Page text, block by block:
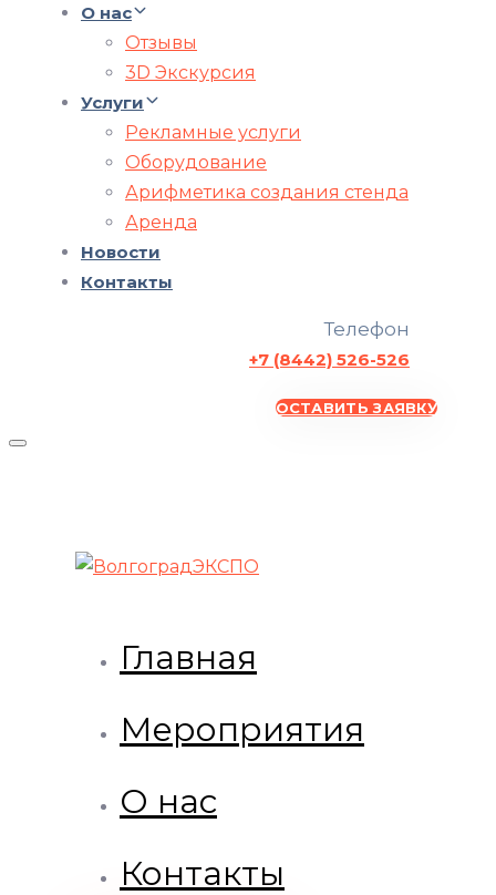
О нас
Отзывы
3D Экскурсия
Услуги
Рекламные услуги
Оборудование
Арифметика создания стенда
Аренда
Новости
Контакты
Телефон
+7 (8442) 526-526
ОСТАВИТЬ ЗАЯВКУ
Главная
Мероприятия
О нас
Контакты